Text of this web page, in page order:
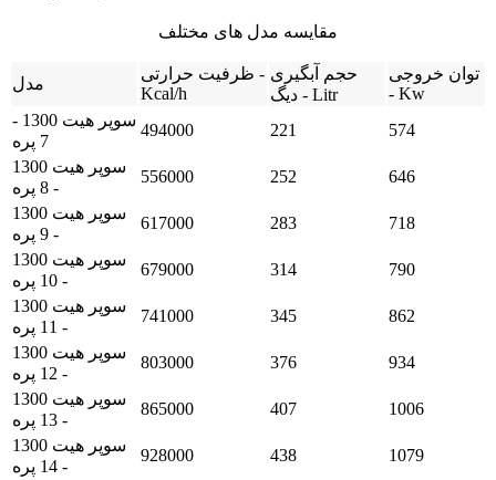
مقایسه مدل های مختلف
مدل
ظرفیت حرارتی -
Kcal/h
حجم آبگیری
دیگ - Litr
توان خروجی
- Kw
سوپر هیت 1300 -
7 پره
494000 221
574
سوپر هیت 1300
- 8 پره
556000 252
646
سوپر هیت 1300
- 9 پره
617000 283
718
سوپر هیت 1300
- 10 پره
679000 314
790
سوپر هیت 1300
- 11 پره
741000 345
862
سوپر هیت 1300
- 12 پره
803000 376
934
سوپر هیت 1300
- 13 پره
865000 407
1006
سوپر هیت 1300
- 14 پره
928000 438
1079